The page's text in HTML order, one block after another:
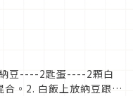
納豆----2匙蛋----2顆白
。2. 白飯上放納豆跟吻